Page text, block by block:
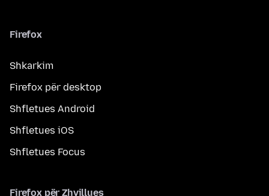
Firefox
Shkarkim
Firefox për desktop
Shfletues Android
Shfletues iOS
Shfletues Focus
Firefox për Zhvillues